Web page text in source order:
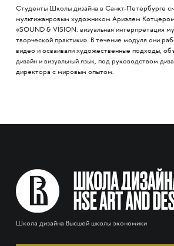
Студенты Школы дизайна в Санкт-Петербурге
мультижанровым художником Ариэлем
«SOUND & VISION: визуальная интерпретация
творческой практики». В течение модуля они
видео и осваивали художественные подходы,
дизайн и визуальный язык, под руководством
директора с мировым опытом.
Школа дизайна Высшей школы экономики